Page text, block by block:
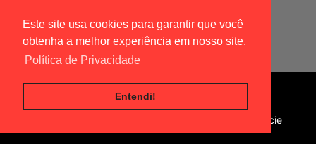
Este site usa cookies para garantir que você
obtenha a melhor experiência em nosso site.
Política de Privacidade
Entendi!
Blogger Templates|
Anuncie